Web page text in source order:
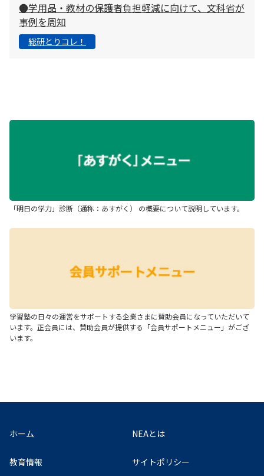
●学用品・教材の保護者負担軽減に向けて、文科省が
事例を周知
総研とりコレ！
「明日の学力」診断（通称：あすがく） の概要について説明しています。
学習塾の日々の運営をサポートする企業さまに賛助会員になっていただいて
います。正会員には、賛助会員が提供する「会員サポートメニュー」がござ
います。
ホーム NEAとは
教育情報 サイトポリシー